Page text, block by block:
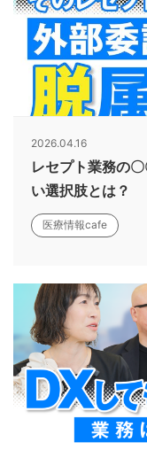
2026.04.16
レセプト業務の
い選択肢とは？
医療情報cafe